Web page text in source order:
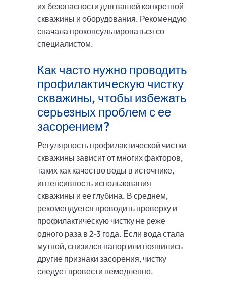
их безопасности для вашей конкретной
скважины и оборудования. Рекомендую
сначала проконсультироваться со
специалистом.
Как часто нужно проводить
профилактическую чистку
скважины, чтобы избежать
серьезных проблем с ее
засорением?
Регулярность профилактической чистки
скважины зависит от многих факторов,
таких как качество воды в источнике,
интенсивность использования
скважины и ее глубина. В среднем,
рекомендуется проводить проверку и
профилактическую чистку не реже
одного раза в 2-3 года. Если вода стала
мутной, снизился напор или появились
другие признаки засорения, чистку
следует провести немедленно.